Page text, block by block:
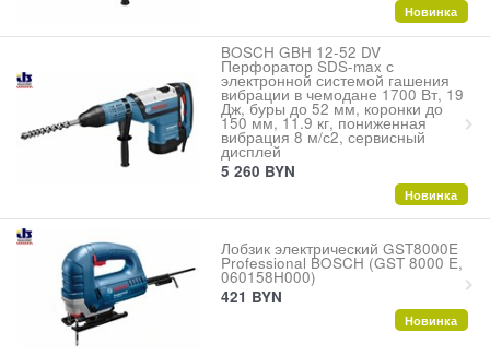
Новинка
BOSCH GBH 12-52 DV
Перфоратор SDS-max с
электронной системой гашения
вибрации в чемодане 1700 Вт, 19
Дж, буры до 52 мм, коронки до
150 мм, 11.9 кг, пониженная
вибрация 8 м/с2, сервисный
дисплей
5 260 BYN
Новинка
Лобзик электрический GST8000E
Professional BOSCH (GST 8000 E,
060158H000)
421 BYN
Новинка